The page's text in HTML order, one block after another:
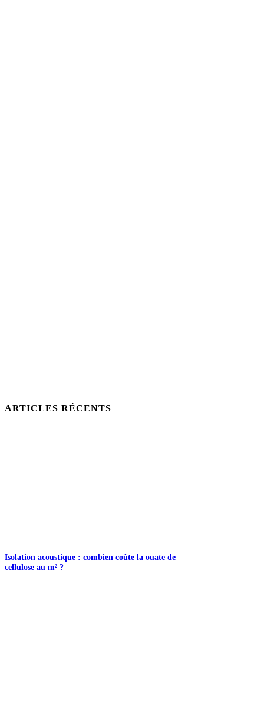
ARTICLES RÉCENTS
Isolation acoustique : combien coûte la ouate de
cellulose au m² ?